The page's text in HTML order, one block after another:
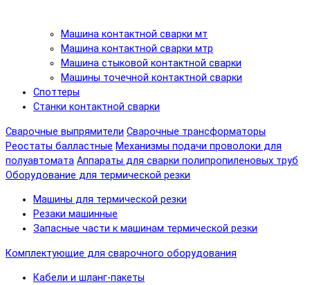
Машина контактной сварки мт
Машина контактной сварки мтр
Машина стыковой контактной сварки
Машины точечной контактной сварки
Споттеры
Станки контактной сварки
Сварочные выпрямители Сварочные трансформаторы
Реостаты балластные Механизмы подачи проволоки для
полуавтомата Аппараты для сварки полипропиленовых труб
Оборудование для термической резки
Машины для термической резки
Резаки машинные
Запасные части к машинам термической резки
Комплектующие для сварочного оборудования
Кабели и шланг-пакеты